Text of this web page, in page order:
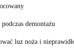
demontażu
luz noża i